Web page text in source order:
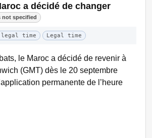
a décidé de changer
not specified
legal time Legal time
le Maroc a décidé de revenir à
(GMT) dès le 20 septembre
permanente de l’heure